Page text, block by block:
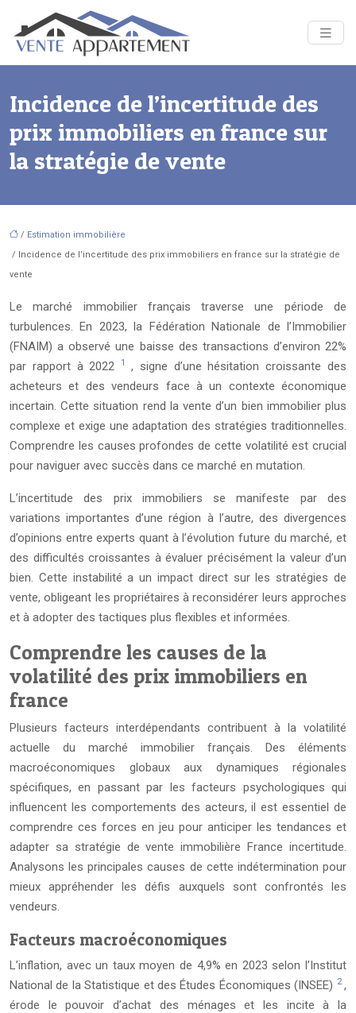
Incidence de l’incertitude des
prix immobiliers en france sur
la stratégie de vente
/ Estimation immobilière
/ Incidence de l’incertitude des prix immobiliers en france sur la stratégie de
vente
Le marché immobilier français traverse une période de
turbulences. En 2023, la Fédération Nationale de l’Immobilier
(FNAIM) a observé une baisse des transactions d’environ 22%
par rapport à 2022
1 , signe d’une hésitation croissante des
acheteurs et des vendeurs face à un contexte économique
incertain. Cette situation rend la vente d’un bien immobilier plus
complexe et exige une adaptation des stratégies traditionnelles.
Comprendre les causes profondes de cette volatilité est crucial
pour naviguer avec succès dans ce marché en mutation.
L’incertitude des prix immobiliers se manifeste par des
variations importantes d’une région à l’autre, des divergences
d’opinions entre experts quant à l’évolution future du marché, et
des difficultés croissantes à évaluer précisément la valeur d’un
bien. Cette instabilité a un impact direct sur les stratégies de
vente, obligeant les propriétaires à reconsidérer leurs approches
et à adopter des tactiques plus flexibles et informées.
Comprendre les causes de la
volatilité des prix immobiliers en
france
Plusieurs facteurs interdépendants contribuent à la volatilité
actuelle du marché immobilier français. Des éléments
macroéconomiques globaux aux dynamiques régionales
spécifiques, en passant par les facteurs psychologiques qui
influencent les comportements des acteurs, il est essentiel de
comprendre ces forces en jeu pour anticiper les tendances et
adapter sa stratégie de vente immobilière France incertitude.
Analysons les principales causes de cette indétermination pour
mieux appréhender les défis auxquels sont confrontés les
vendeurs.
Facteurs macroéconomiques
L’inflation, avec un taux moyen de 4,9% en 2023 selon l’Institut
National de la Statistique et des Études Économiques (INSEE) 2,
érode le pouvoir d’achat des ménages et les incite à la